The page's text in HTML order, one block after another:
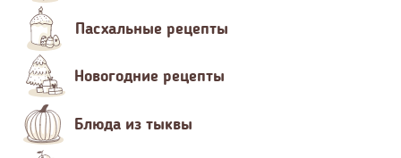
Пасхальные рецепты
Новогодние рецепты
Блюда из тыквы